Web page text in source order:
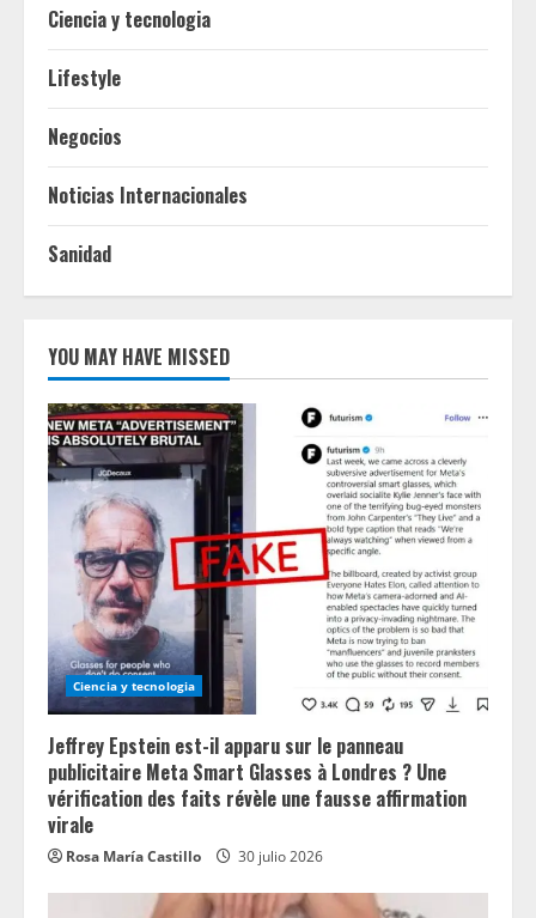
Ciencia y tecnologia
Lifestyle
Negocios
Noticias Internacionales
Sanidad
YOU MAY HAVE MISSED
Ciencia y tecnologia
Jeffrey Epstein est-il apparu sur le panneau
publicitaire Meta Smart Glasses à Londres ? Une
vérification des faits révèle une fausse affirmation
virale
Rosa María Castillo 30 julio 2026